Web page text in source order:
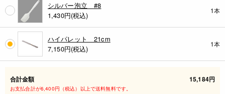
シルバー泡立 #8
1,430円(税込)
1本
ハイパレット 21cm
7,150円(税込)
1本
合計金額 15,184円
お支払合計が6,400円（税込）以上で送料無料です。